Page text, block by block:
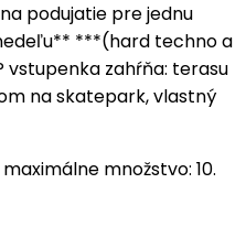
podujatie pre jednu
***(hard techno a
vstupenka zahŕňa: terasu
na skatepark, vlastný
množstvo: 10.